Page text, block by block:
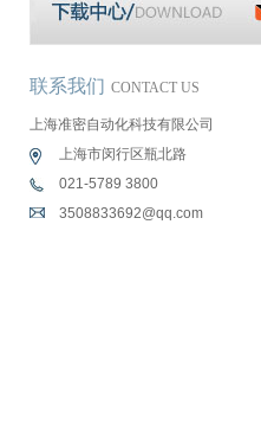
联系我们 CONTACT US
上海准密自动化科技有限公司
上海市闵行区瓶北路
021-5789 3800
3508833692@qq.com